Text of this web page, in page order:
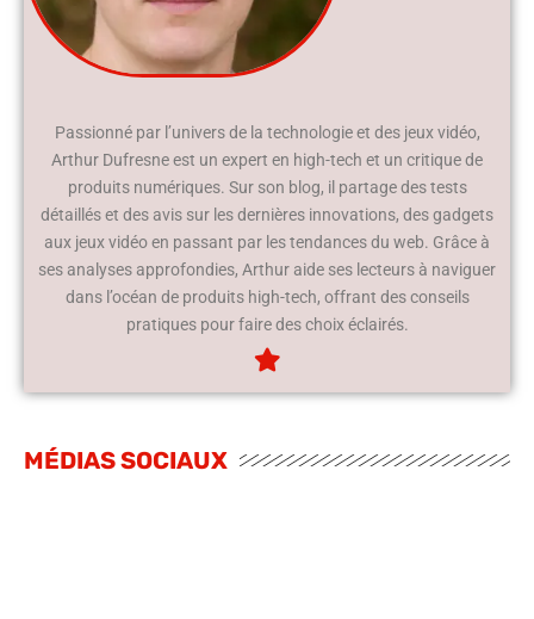
Passionné par l’univers de la technologie et des jeux vidéo,
Arthur Dufresne est un expert en high-tech et un critique de
produits numériques. Sur son blog, il partage des tests
détaillés et des avis sur les dernières innovations, des gadgets
aux jeux vidéo en passant par les tendances du web. Grâce à
ses analyses approfondies, Arthur aide ses lecteurs à naviguer
dans l’océan de produits high-tech, offrant des conseils
pratiques pour faire des choix éclairés.
MÉDIAS SOCIAUX